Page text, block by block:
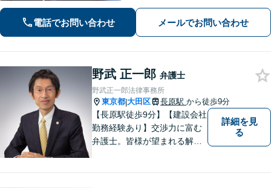
対応(法律相談は完全予約制)】各分野で
専門性の高い弁護士が寄り添い解決を
サポートします。
電話でお問い合わせ メールでお問い合わせ
野武 正一郎 弁護士
野武正一郎法律事務所
東京都|大田区 長原駅 から徒歩9分
【長原駅徒歩9分】【建設会社
勤務経験あり】交渉力に富む
弁護士。皆様が望まれる解決
詳細を見
る